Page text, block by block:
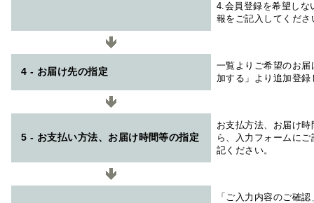
4.会員登録を希望しな
報をご記入してくださ
4 - お届け先の指定
一覧よりご希望のお
加する」より追加登
5 - お支払い方法、お届け時間等の指定
お支払方法、お届け
ら、入力フォームに
記ください。
「ご入力内容のご確